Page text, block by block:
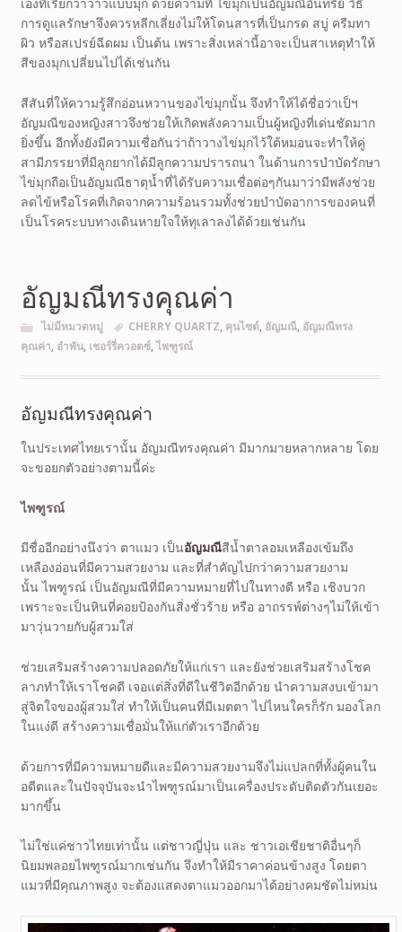
เองที่เรียกว่าวาวแบบมุก ด้วยความที่ ไข่มุกเป็นอัญมณีอินทรีย์ วิธี
การดูแลรักษาจึงควรหลีกเลี่ยงไม่ให้โดนสารที่เป็นกรด สบู่ ครีมทา
ผิว หรือสเปรย์ฉีดผม เป็นต้น เพราะสิ่งเหล่านี้อาจะเป็นสาเหตุทำให้
สีของมุกเปลี่ยนไปได้เช่นกัน
สีสันที่ให้ความรู้สึกอ่อนหวานของไข่มุกนั้น จึงทำให้ได้ชื่อว่าเป็ฯ
อัญมณีของหญิงสาวจึงช่วยให้เกิดพลังความเป็นผู้หญิงที่เด่นชัดมาก
ยิ่งขึ้น อีกทั้งยังมีความเชื่อกันว่าถ้าวางไข่มุกไว้ใต้หมอนจะทำให้คู่
สามีภรรยาที่มีลูกยากได้มีลูกความปรารถนา ในด้านการบำบัดรักษา
ไข่มุกถือเป็นอัญมณีธาตุน้ำที่ได้รับความเชื่อต่อๆกันมาว่ามีพลังช่วย
ลดไข้หรือโรคที่เกิดจากความร้อนรวมทั้งช่วยบำบัดอาการของคนที่
เป็นโรคระบบทางเดินหายใจให้ทุเลาลงได้ด้วยเช่นกัน
อัญมณีทรงคุณค่า
ไม่มีหมวดหมู่ CHERRY QUARTZ, คุนไซต์, อัญมณี, อัญมณีทรง
คุณค่า, อำพัน, เชอร์รี่ควอตซ์,ไพฑูรณ์
อัญมณีทรงคุณค่า
ในประเทศไทยเรานั้น อัญมณีทรงคุณค่า มีมากมายหลากหลาย โดย
จะขอยกตัวอย่างตามนี้ค่ะ
ไพฑูรณ์
มีชื่ออีกอย่างนึงว่า ตาแมว เป็นอัญมณีสีน้ำตาลอมเหลืองเข้มถึง
เหลืองอ่อนที่มีความสวยงาม และที่สำคัญไปกว่าความสวยงาม
นั้น ไพฑูรณ์ เป็นอัญมณีที่มีความหมายที่ไปในทางดี หรือ เชิงบวก
เพราะจะเป็นหินที่คอยป้องกันสิ่งชั่วร้าย หรือ อาถรรพ์ต่างๆไม่ให้เข้า
มาวุ่นวายกับผู้สวมใส่
ช่วยเสริมสร้างความปลอดภัยให้แก่เรา และยังช่วยเสริมสร้างโชค
ลาภทำให้เราโชคดี เจอแต่สิ่งที่ดีในชีวิตอีกด้วย นำความสงบเข้ามา
สู่จิตใจของผู้สวมใส่ ทำให้เป็นคนที่มีเมตตา ไปไหนใครก็รัก มองโลก
ในแง่ดี สร้างความเชื่อมั่นให้แก่ตัวเราอีกด้วย
ด้วยการที่มีความหมายดีและมีความสวยงามจึงไม่แปลกที่ทั้งผู้คนใน
อดีตและในปัจจุบันจะนำไพฑูรณ์มาเป็นเครื่องประดับติดตัวกันเยอะ
มากขึ้น
ไม่ใช่แค่ชาวไทยเท่านั้น แต่ชาวญี่ปุ่น และ ชาวเอเชียชาติอื่นๆก็
นิยมพลอยไพฑูรณ์มากเช่นกัน จึงทำให้มีราคาค่อนข้างสูง โดยตา
แมวที่มีคุณภาพสูง จะต้องแสดงตาแมวออกมาได้อย่างคมชัดไม่หม่น